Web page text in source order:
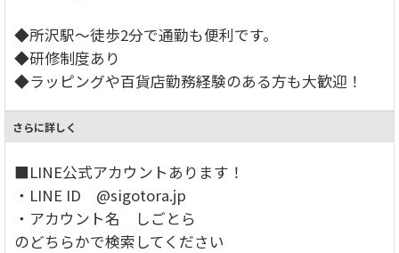
◆所沢駅～徒歩2分で通勤も便利です。
◆研修制度あり
◆ラッピングや百貨店勤務経験のある方も大歓迎！
さらに詳しく
■LINE公式アカウントあります！
・LINE ID @sigotora.jp
・アカウント名 しごとら
のどちらかで検索してください